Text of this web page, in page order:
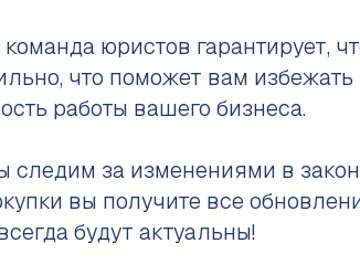
юристов гарантирует,
что поможет вам
работы вашего бизнеса.
за изменениями в
вы получите все
будут актуальны!